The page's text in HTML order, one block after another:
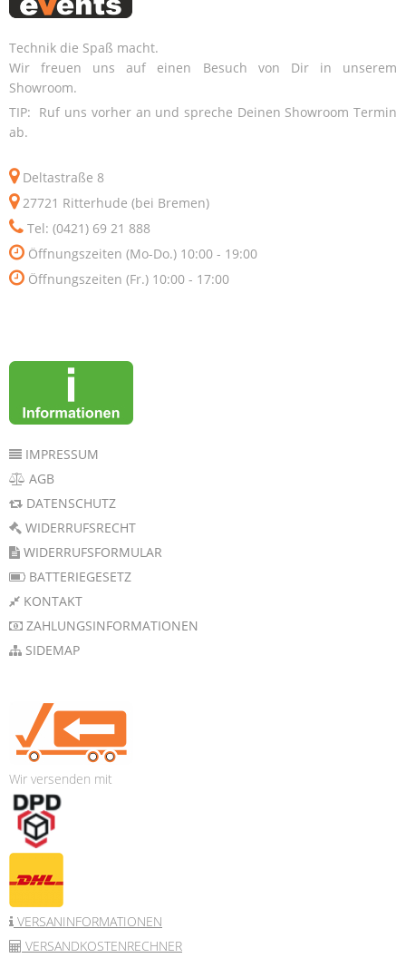
Technik die Spaß macht.
Wir freuen uns auf einen Besuch von Dir in unserem
Showroom.
TIP: Ruf uns vorher an und spreche Deinen Showroom Termin
ab.
Deltastraße 8
27721 Ritterhude (bei Bremen)
Tel: (0421) 69 21 888
Öffnungszeiten (Mo-Do.) 10:00 - 19:00
Öffnungszeiten (Fr.) 10:00 - 17:00
IMPRESSUM
AGB
DATENSCHUTZ
WIDERRUFSRECHT
WIDERRUFSFORMULAR
BATTERIEGESETZ
KONTAKT
ZAHLUNGSINFORMATIONEN
SIDEMAP
Wir versenden mit
VERSANINFORMATIONEN
VERSANDKOSTENRECHNER